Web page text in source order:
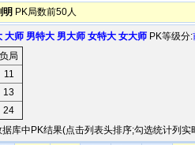
明 PK局数前50人
大师 男特大 男大师 女特大 女大师 PK等级分:
负局
11
13
24
库中PK结果(点击列表头排序;勾选统计列